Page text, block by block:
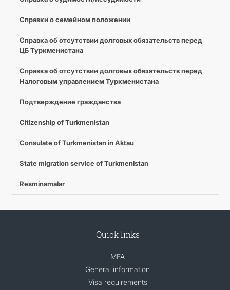
Cправки о семейном положении
Справка об отсутствии долговых обязательств перед
ЦБ Туркменистана
Справка об отсутствии долговых обязательств перед
Налоговым управлением Туркменистана
Подтверждение гражданства
Citizenship of Turkmenistan
Consulate of Turkmenistan in Aktau
State migration service of Turkmenistan
Resminamalar
Quick links
MFA
General information
Visa requirements